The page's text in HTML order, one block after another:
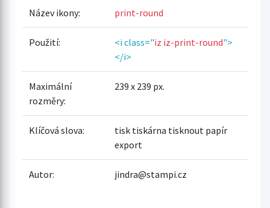
Název ikony: print-round
Použití: <i class="iz iz-print-round">
</i>
Maximální
rozměry:
239 x 239 px.
Klíčová slova:
tisk tiskárna tisknout papír
export
Autor: jindra@stampi.cz